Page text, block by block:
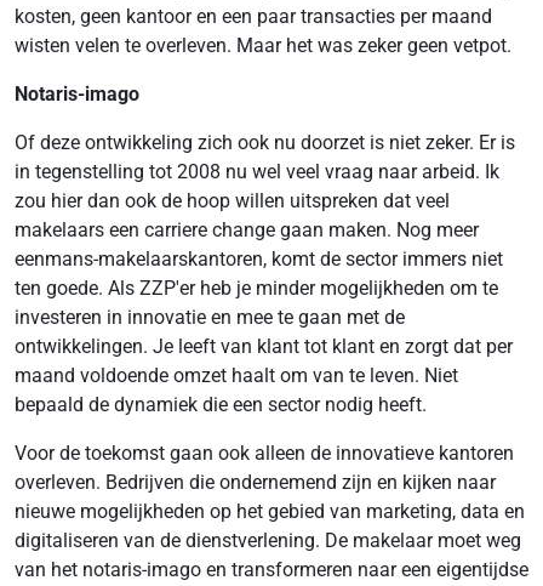
kosten, geen kantoor en een paar transacties per maand
wisten velen te overleven. Maar het was zeker geen vetpot.
Notaris-imago
Of deze ontwikkeling zich ook nu doorzet is niet zeker. Er is
in tegenstelling tot 2008 nu wel veel vraag naar arbeid. Ik
zou hier dan ook de hoop willen uitspreken dat veel
makelaars een carriere change gaan maken. Nog meer
eenmans-makelaarskantoren, komt de sector immers niet
ten goede. Als ZZP'er heb je minder mogelijkheden om te
investeren in innovatie en mee te gaan met de
ontwikkelingen. Je leeft van klant tot klant en zorgt dat per
maand voldoende omzet haalt om van te leven. Niet
bepaald de dynamiek die een sector nodig heeft.
Voor de toekomst gaan ook alleen de innovatieve kantoren
overleven. Bedrijven die ondernemend zijn en kijken naar
nieuwe mogelijkheden op het gebied van marketing, data en
digitaliseren van de dienstverlening. De makelaar moet weg
van het notaris-imago en transformeren naar een eigentijdse